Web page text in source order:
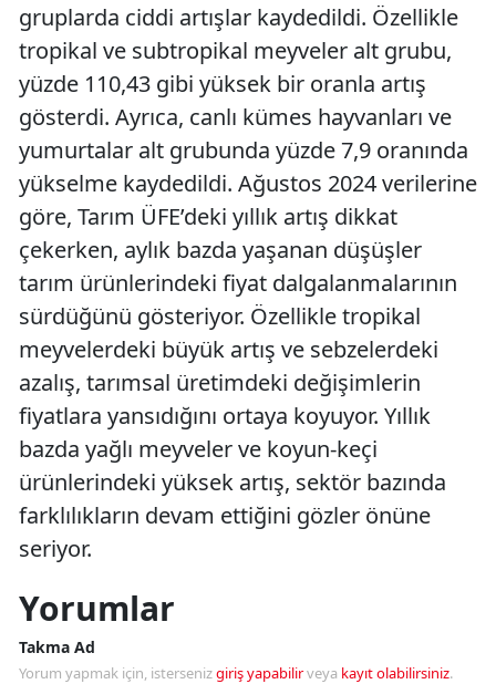
gruplarda ciddi artışlar kaydedildi. Özellikle
tropikal ve subtropikal meyveler alt grubu,
yüzde 110,43 gibi yüksek bir oranla artış
gösterdi. Ayrıca, canlı kümes hayvanları ve
yumurtalar alt grubunda yüzde 7,9 oranında
yükselme kaydedildi. Ağustos 2024 verilerine
göre, Tarım ÜFE’deki yıllık artış dikkat
çekerken, aylık bazda yaşanan düşüşler
tarım ürünlerindeki fiyat dalgalanmalarının
sürdüğünü gösteriyor. Özellikle tropikal
meyvelerdeki büyük artış ve sebzelerdeki
azalış, tarımsal üretimdeki değişimlerin
fiyatlara yansıdığını ortaya koyuyor. Yıllık
bazda yağlı meyveler ve koyun-keçi
ürünlerindeki yüksek artış, sektör bazında
farklılıkların devam ettiğini gözler önüne
seriyor.
Yorumlar
Takma Ad
Yorum yapmak için, istersenizgiriş yapabilirveya kayıt olabilirsiniz.